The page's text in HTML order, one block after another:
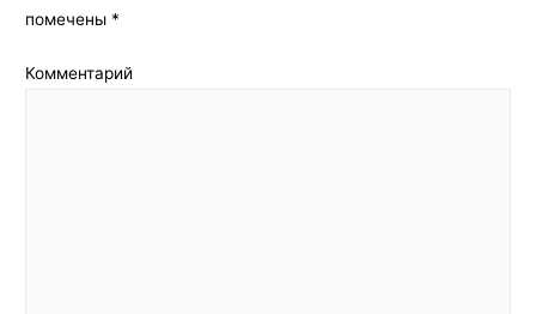
помечены *
Комментарий